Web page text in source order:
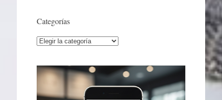
Categorías
Categorías